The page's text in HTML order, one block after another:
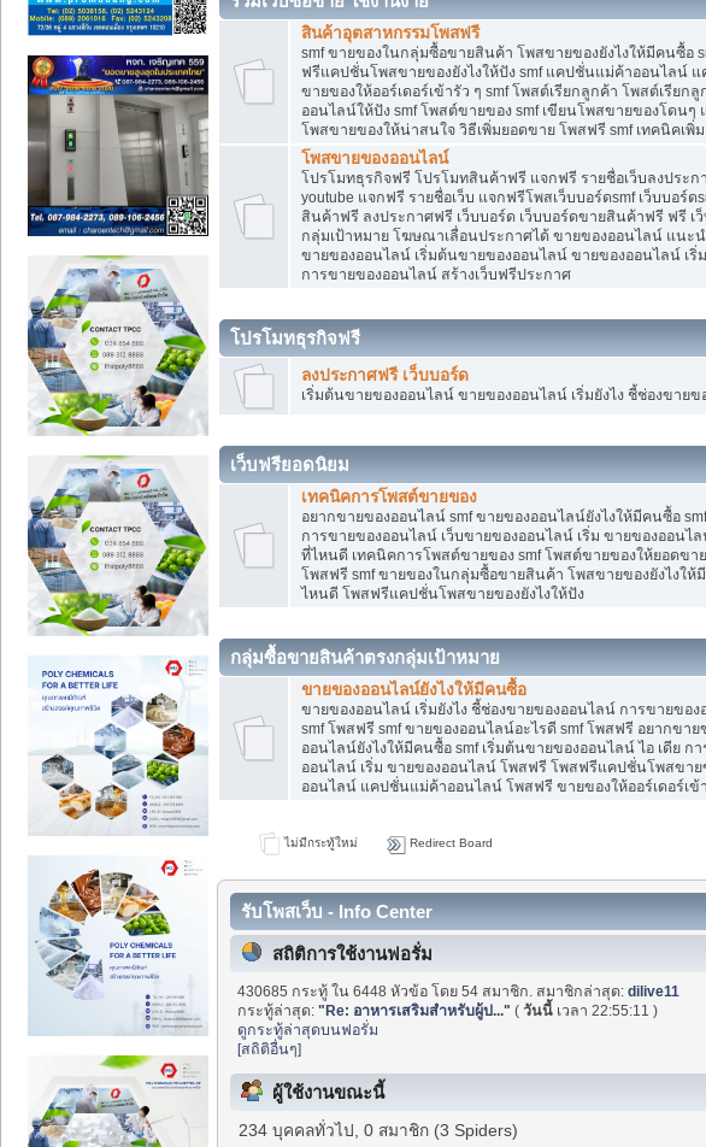
สินค้าอุตสาหกรรมโพสฟรี
smf ขายของในกลุ่มซื้อขายสินค้า โพสขายของยังไงให้มีคนซื้อ
ฟรีแคปชั่นโพสขายของยังไงให้ปัง smf แคปชั่นแม่ค้าออนไลน์
ขายของให้ออร์เดอร์เข้ารัว ๆ smf โพสต์เรียกลูกค้า โพสต์เรียก
ออนไลน์ให้ปัง smf โพสต์ขายของ smf เขียนโพสขายของโดนๆ
โพสขายของให้น่าสนใจ วิธีเพิ่มยอดขาย โพสฟรี smf เทคนิคเพิ่
โพสขายของออนไลน์
โปรโมทธุรกิจฟรี โปรโมทสินค้าฟรี แจกฟรี รายชื่อเว็บลงประก
youtube แจกฟรี รายชื่อเว็บ แจกฟรีโพสเว็บบอร์ดsmf เว็บบอร์
สินค้าฟรี ลงประกาศฟรี เว็บบอร์ด เว็บบอร์ดขายสินค้าฟรี ฟรี เ
กลุ่มเป้าหมาย โฆษณาเลื่อนประกาศได้ ขายของออนไลน์ แนะ
ขายของออนไลน์ เริ่มต้นขายของออนไลน์ ขายของออนไลน์ เริ่
การขายของออนไลน์ สร้างเว็บฟรีประกาศ
โปรโมทธุรกิจฟรี
ลงประกาศฟรี เว็บบอร์ด
เริ่มต้นขายของออนไลน์ ขายของออนไลน์ เริ่มยังไง ชี้ช่องขายข
เว็บฟรียอดนิยม
เทคนิคการโพสต์ขายของ
อยากขายของออนไลน์ smf ขายของออนไลน์ยังไงให้มีคนซื้อ
การขายของออนไลน์ เว็บขายของออนไลน์ เริ่ม ขายของออนไ
ที่ไหนดี เทคนิคการโพสต์ขายของ smf โพสต์ขายของให้ยอดขา
โพสฟรี smf ขายของในกลุ่มซื้อขายสินค้า โพสขายของยังไงให้
ไหนดี โพสฟรีแคปชั่นโพสขายของยังไงให้ปัง
กลุ่มซื้อขายสินค้าตรงกลุ่มเป้าหมาย
ขายของออนไลน์ยังไงให้มีคนซื้อ
ขายของออนไลน์ เริ่มยังไง ชี้ช่องขายของออนไลน์ การขายขอ
smf โพสฟรี smf ขายของออนไลน์อะไรดี smf โพสฟรี อยากขา
ออนไลน์ยังไงให้มีคนซื้อ smf เริ่มต้นขายของออนไลน์ ไอ เดีย ก
ออนไลน์ เริ่ม ขายของออนไลน์ โพสฟรี โพสฟรีแคปชั่นโพสขาย
ออนไลน์ แคปชั่นแม่ค้าออนไลน์ โพสฟรี ขายของให้ออร์เดอร์เข้
ไม่มีกระทู้ใหม่ Redirect Board
รับโพสเว็บ - Info Center
สถิติการใช้งานฟอรั่ม
430685 กระทู้ ใน 6448 หัวข้อ โดย 54 สมาชิก. สมาชิกล่าสุด:dilive11
กระทู้ล่าสุด:"Re: อาหารเสริมสำหรับผู้ป..." (วันนี้ เวลา 22:55:11 )
ดูกระทู้ล่าสุดบนฟอรั่ม
[สถิติอื่นๆ]
ผู้ใช้งานขณะนี้
234 บุคคลทั่วไป, 0 สมาชิก (3 Spiders)